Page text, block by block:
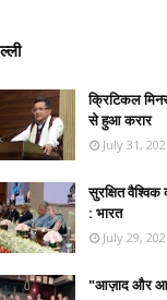
क्रिटिकल
से हुआ करार
July 31,
सुरक्षित
: भारत
July 29,
"आज़ाद और